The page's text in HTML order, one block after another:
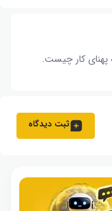
پهنای کار چیست‌.
ثبت دیدگاه